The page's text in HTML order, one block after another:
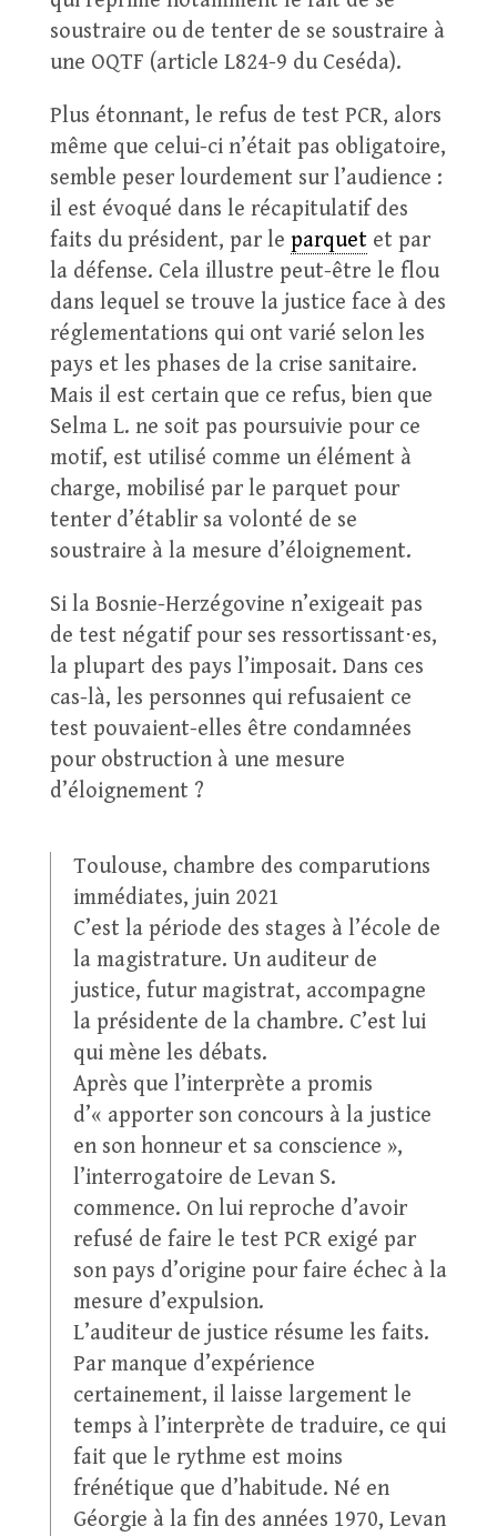
soustraire ou de tenter de se soustraire à
une OQTF (article L824-9 du Ceséda).
Plus étonnant, le refus de test PCR, alors
même que celui-ci n’était pas obligatoire,
semble peser lourdement sur l’audience :
il est évoqué dans le récapitulatif des
faits du président, par le parquet et par
la défense. Cela illustre peut-être le flou
dans lequel se trouve la justice face à des
réglementations qui ont varié selon les
pays et les phases de la crise sanitaire.
Mais il est certain que ce refus, bien que
Selma L. ne soit pas poursuivie pour ce
motif, est utilisé comme un élément à
charge, mobilisé par le parquet pour
tenter d’établir sa volonté de se
soustraire à la mesure d’éloignement.
Si la Bosnie-Herzégovine n’exigeait pas
de test négatif pour ses ressortissant⋅es,
la plupart des pays l’imposait. Dans ces
cas-là, les personnes qui refusaient ce
test pouvaient-elles être condamnées
pour obstruction à une mesure
d’éloignement ?
Toulouse, chambre des comparutions
immédiates, juin 2021
C’est la période des stages à l’école de
la magistrature. Un auditeur de
justice, futur magistrat, accompagne
la présidente de la chambre. C’est lui
qui mène les débats.
Après que l’interprète a promis
d’« apporter son concours à la justice
en son honneur et sa conscience »,
l’interrogatoire de Levan S.
commence. On lui reproche d’avoir
refusé de faire le test PCR exigé par
son pays d’origine pour faire échec à la
mesure d’expulsion.
L’auditeur de justice résume les faits.
Par manque d’expérience
certainement, il laisse largement le
temps à l’interprète de traduire, ce qui
fait que le rythme est moins
frénétique que d’habitude. Né en
Géorgie à la fin des années 1970, Levan